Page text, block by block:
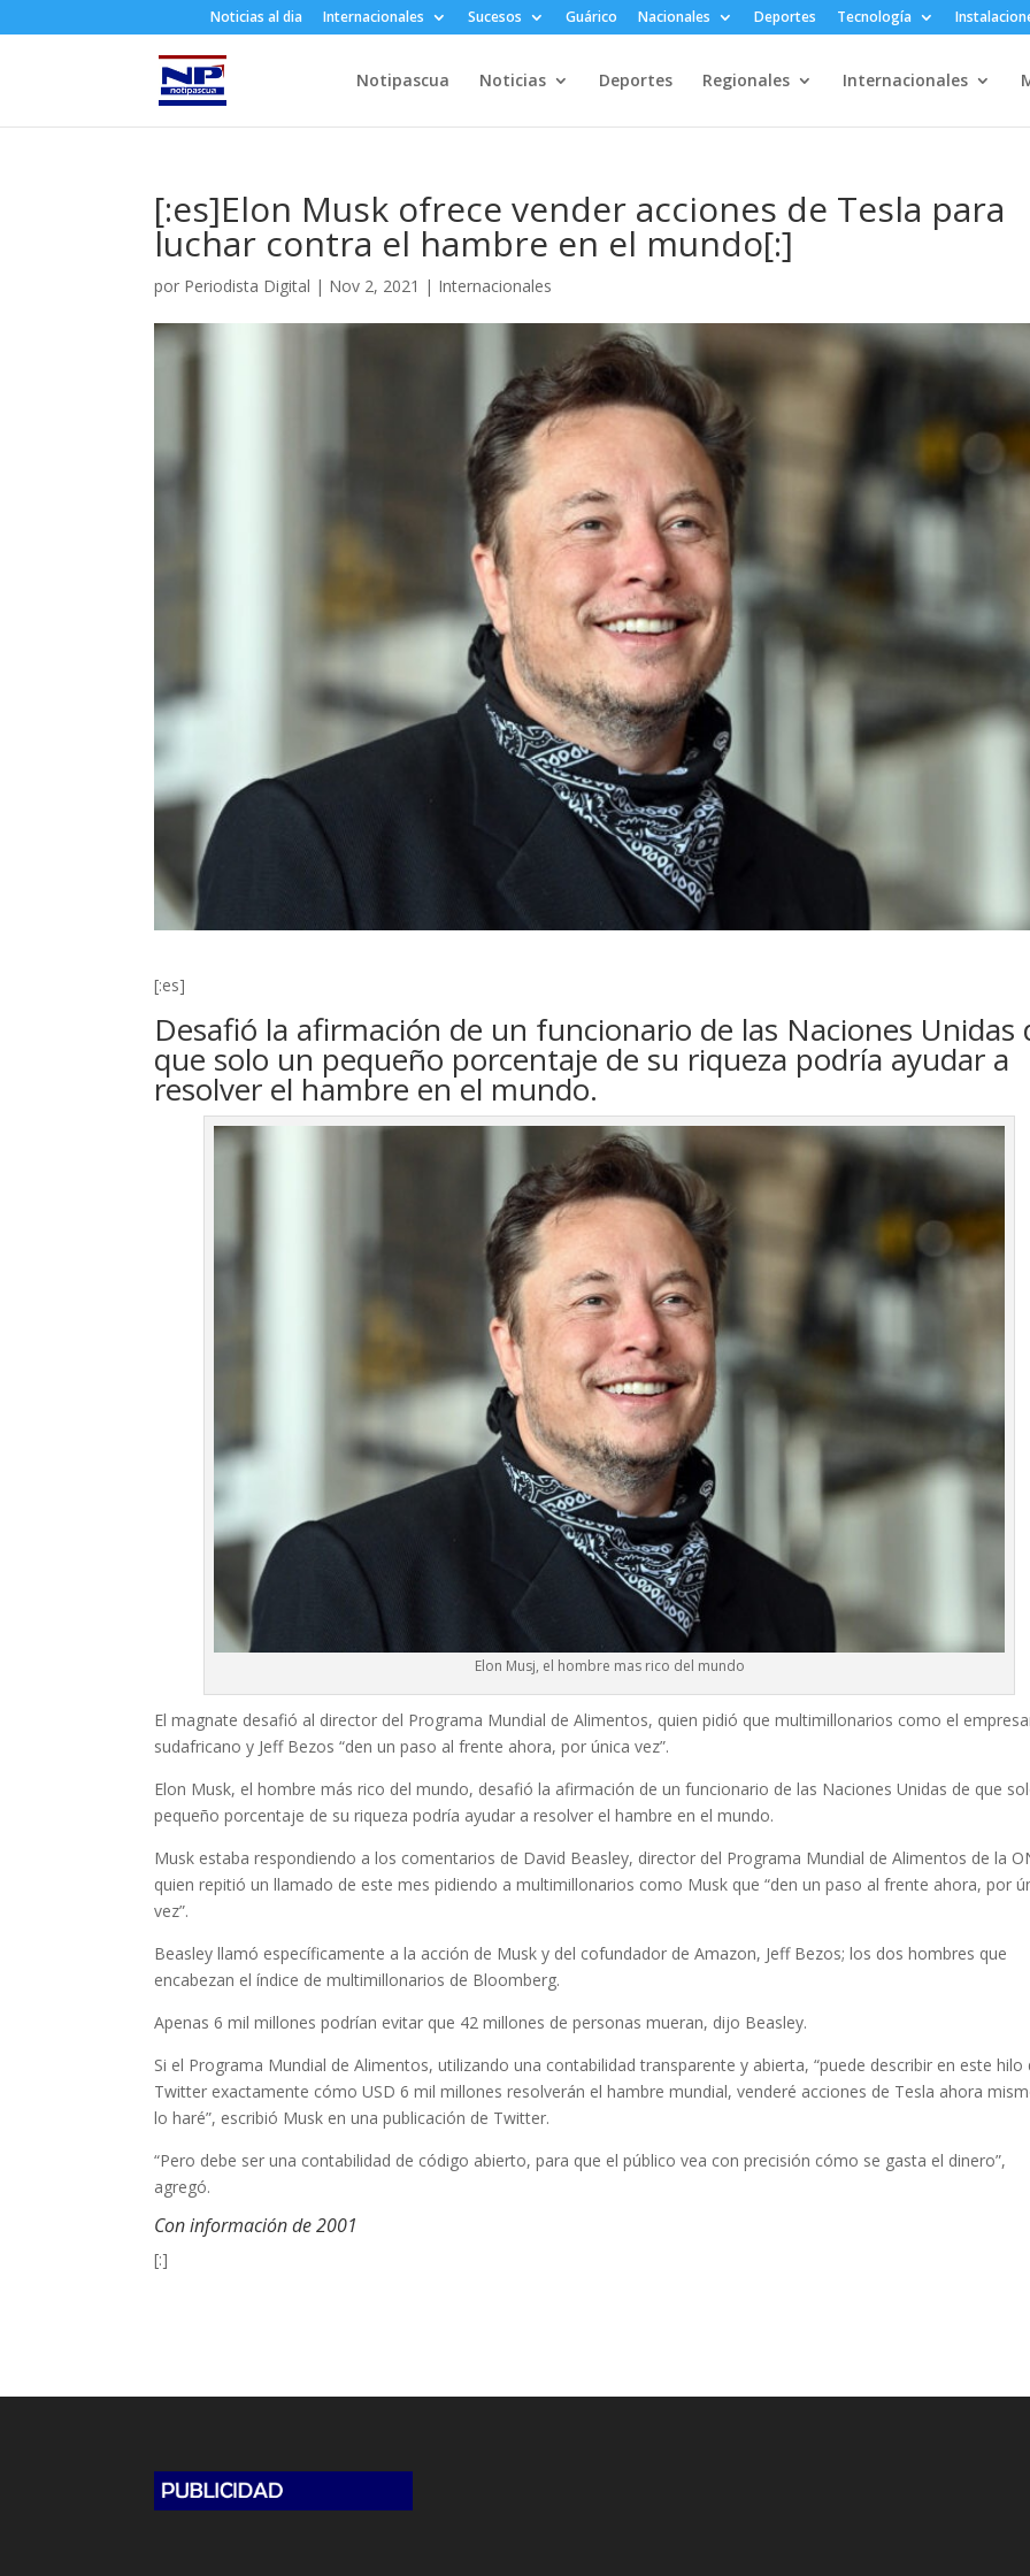
Noticias al dia Internacionales Sucesos Guárico Nacionales Deportes Tecnología
Notipascua Noticias Deportes Regionales Internacionales
[:es]Elon Musk ofrece vender acciones de Tesla para
luchar contra el hambre en el mundo[:]
por Periodista Digital | Nov 2, 2021 | Internacionales
[:es]
Desafió la afirmación de un funcionario de las Naciones Unidas
que solo un pequeño porcentaje de su riqueza podría ayudar a
resolver el hambre en el mundo.
Elon Musj, el hombre mas rico del mundo
El magnate desafió al director del Programa Mundial de Alimentos, quien pidió que multimillonarios como el
sudafricano y Jeff Bezos “den un paso al frente ahora, por única vez”.
Elon Musk, el hombre más rico del mundo, desafió la afirmación de un funcionario de las Naciones Unidas de que
pequeño porcentaje de su riqueza podría ayudar a resolver el hambre en el mundo.
Musk estaba respondiendo a los comentarios de David Beasley, director del Programa Mundial de Alimentos de la
quien repitió un llamado de este mes pidiendo a multimillonarios como Musk que “den un paso al frente ahora, por
vez”.
Beasley llamó específicamente a la acción de Musk y del cofundador de Amazon, Jeff Bezos; los dos hombres que
encabezan el índice de multimillonarios de Bloomberg.
Apenas 6 mil millones podrían evitar que 42 millones de personas mueran, dijo Beasley.
Si el Programa Mundial de Alimentos, utilizando una contabilidad transparente y abierta, “puede describir en este hilo
Twitter exactamente cómo USD 6 mil millones resolverán el hambre mundial, venderé acciones de Tesla ahora
lo haré”, escribió Musk en una publicación de Twitter.
“Pero debe ser una contabilidad de código abierto, para que el público vea con precisión cómo se gasta el dinero”,
agregó.
Con información de 2001
[:]